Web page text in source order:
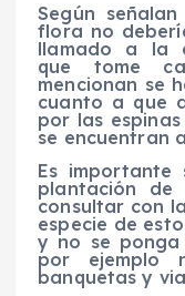
Según
flora no
llamado a la
que tome
mencionan se
cuanto a que
por las
se encuentran
Es importante
plantación de
consultar con
especie de
y no se
por ejemplo
banquetas y